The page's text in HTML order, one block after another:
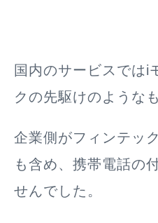
国内のサービスではi
クの先駆けのような
企業側がフィンテッ
も含め、携帯電話の
せんでした。